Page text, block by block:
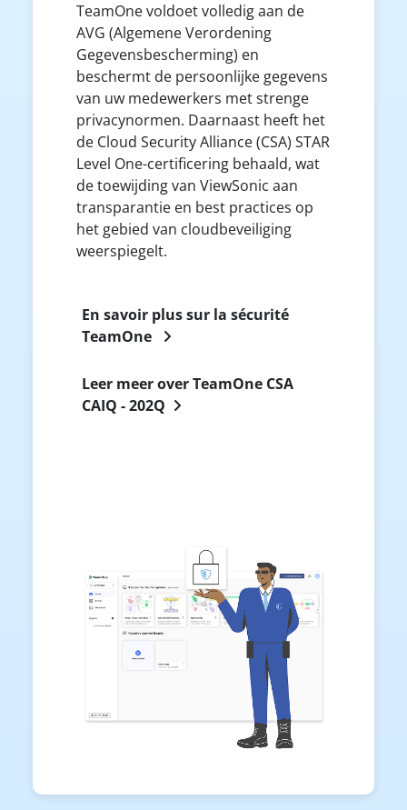
TeamOne voldoet volledig aan de
AVG (Algemene Verordening
Gegevensbescherming) en
beschermt de persoonlijke gegevens
van uw medewerkers met strenge
privacynormen. Daarnaast heeft het
de Cloud Security Alliance (CSA) STAR
Level One-certificering behaald, wat
de toewijding van ViewSonic aan
transparantie en best practices op
het gebied van cloudbeveiliging
weerspiegelt.
En savoir plus sur la sécurité
TeamOne
Leer meer over TeamOne CSA
CAIQ - 202Q